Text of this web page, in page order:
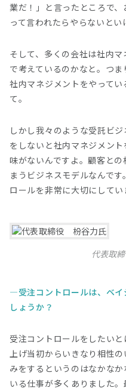
業だ！」と言ったところで、
って言われたらやらないとい
そして、多くの会社は社内
で考えているのかなと。つ
社内マネジメントをやって
て。
しかし我々のような受託ビ
をしないと社内マネジメン
味がないんですよ。顧客と
まうビジネスモデルなんで
ロールを非常に大切にしてい
代表取
受注コントロールは、ベ
しょうか？
受注コントロールをしたい
上げ当初からいきなり相性
みをするというのはなかな
いる仕事が多くありました